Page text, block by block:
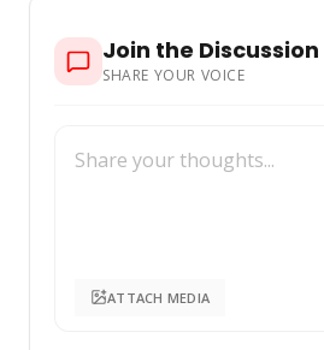
Join the Discussion
SHARE YOUR VOICE
ATTACH MEDIA